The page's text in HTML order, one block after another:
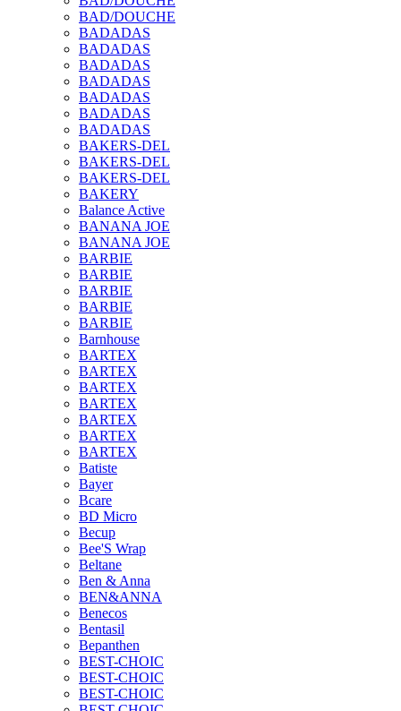
BAD/DOUCHE
BADADAS
BADADAS
BADADAS
BADADAS
BADADAS
BADADAS
BADADAS
BAKERS-DEL
BAKERS-DEL
BAKERS-DEL
BAKERY
Balance Active
BANANA JOE
BANANA JOE
BARBIE
BARBIE
BARBIE
BARBIE
BARBIE
Barnhouse
BARTEX
BARTEX
BARTEX
BARTEX
BARTEX
BARTEX
BARTEX
Batiste
Bayer
Bcare
BD Micro
Becup
Bee'S Wrap
Beltane
Ben & Anna
BEN&ANNA
Benecos
Bentasil
Bepanthen
BEST-CHOIC
BEST-CHOIC
BEST-CHOIC